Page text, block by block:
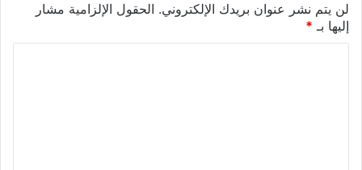
لن يتم نشر عنوان بريدك الإلكتروني. الحقول الإلزامية مشار
إليها بـ *